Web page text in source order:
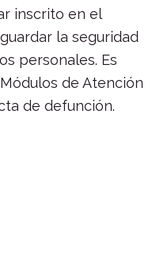
inscrito en el
la seguridad
personales. Es
de Atención
de defunción.